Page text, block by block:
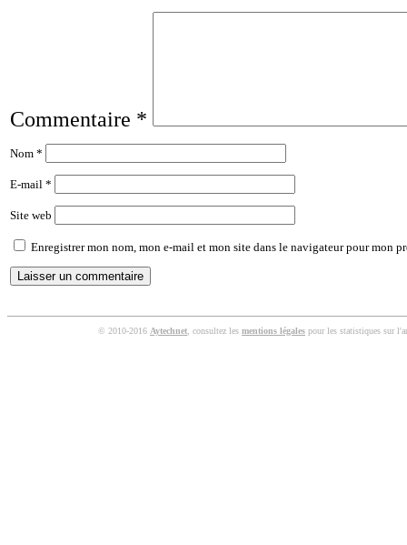
Commentaire *
Nom *
E-mail *
Site web
Enregistrer mon nom, mon e-mail et mon site dans le navigateur pour mon
© 2010-2016 Aytechnet , consultez les mentions légales pour les statistiques sur